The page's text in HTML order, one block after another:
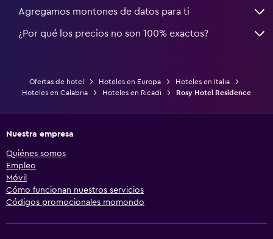
Agregamos montones de datos para ti
¿Por qué los precios no son 100% exactos?
Ofertas de hotel Hoteles en Europa
Hoteles en Italia
Hoteles en Calabria
Hoteles en Ricadi Rosy Hotel Residence
Nuestra empresa
Quiénes somos
Empleo
Móvil
Cómo funcionan nuestros servicios
Códigos promocionales momondo